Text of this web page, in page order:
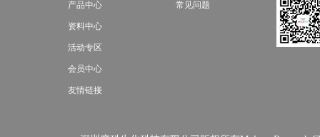
产品中心
资料中心
活动专区
会员中心
友情链接
常见问题